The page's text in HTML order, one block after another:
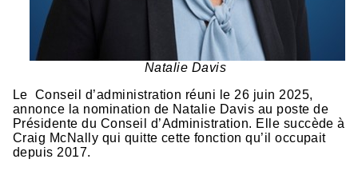
Natalie Davis
Le Conseil d’administration réuni le 26 juin 2025,
annonce la nomination de Natalie Davis au poste de
Présidente du Conseil d’Administration. Elle succède à
Craig McNally qui quitte cette fonction qu’il occupait
depuis 2017.